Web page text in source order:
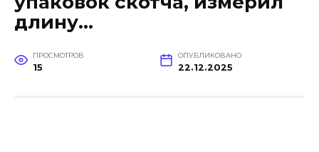
длину…
ПРОСМОТРОВ
15
ОПУБЛИКОВАНО
22.12.2025